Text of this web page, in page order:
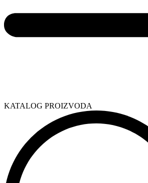
KATALOG PROIZVODA